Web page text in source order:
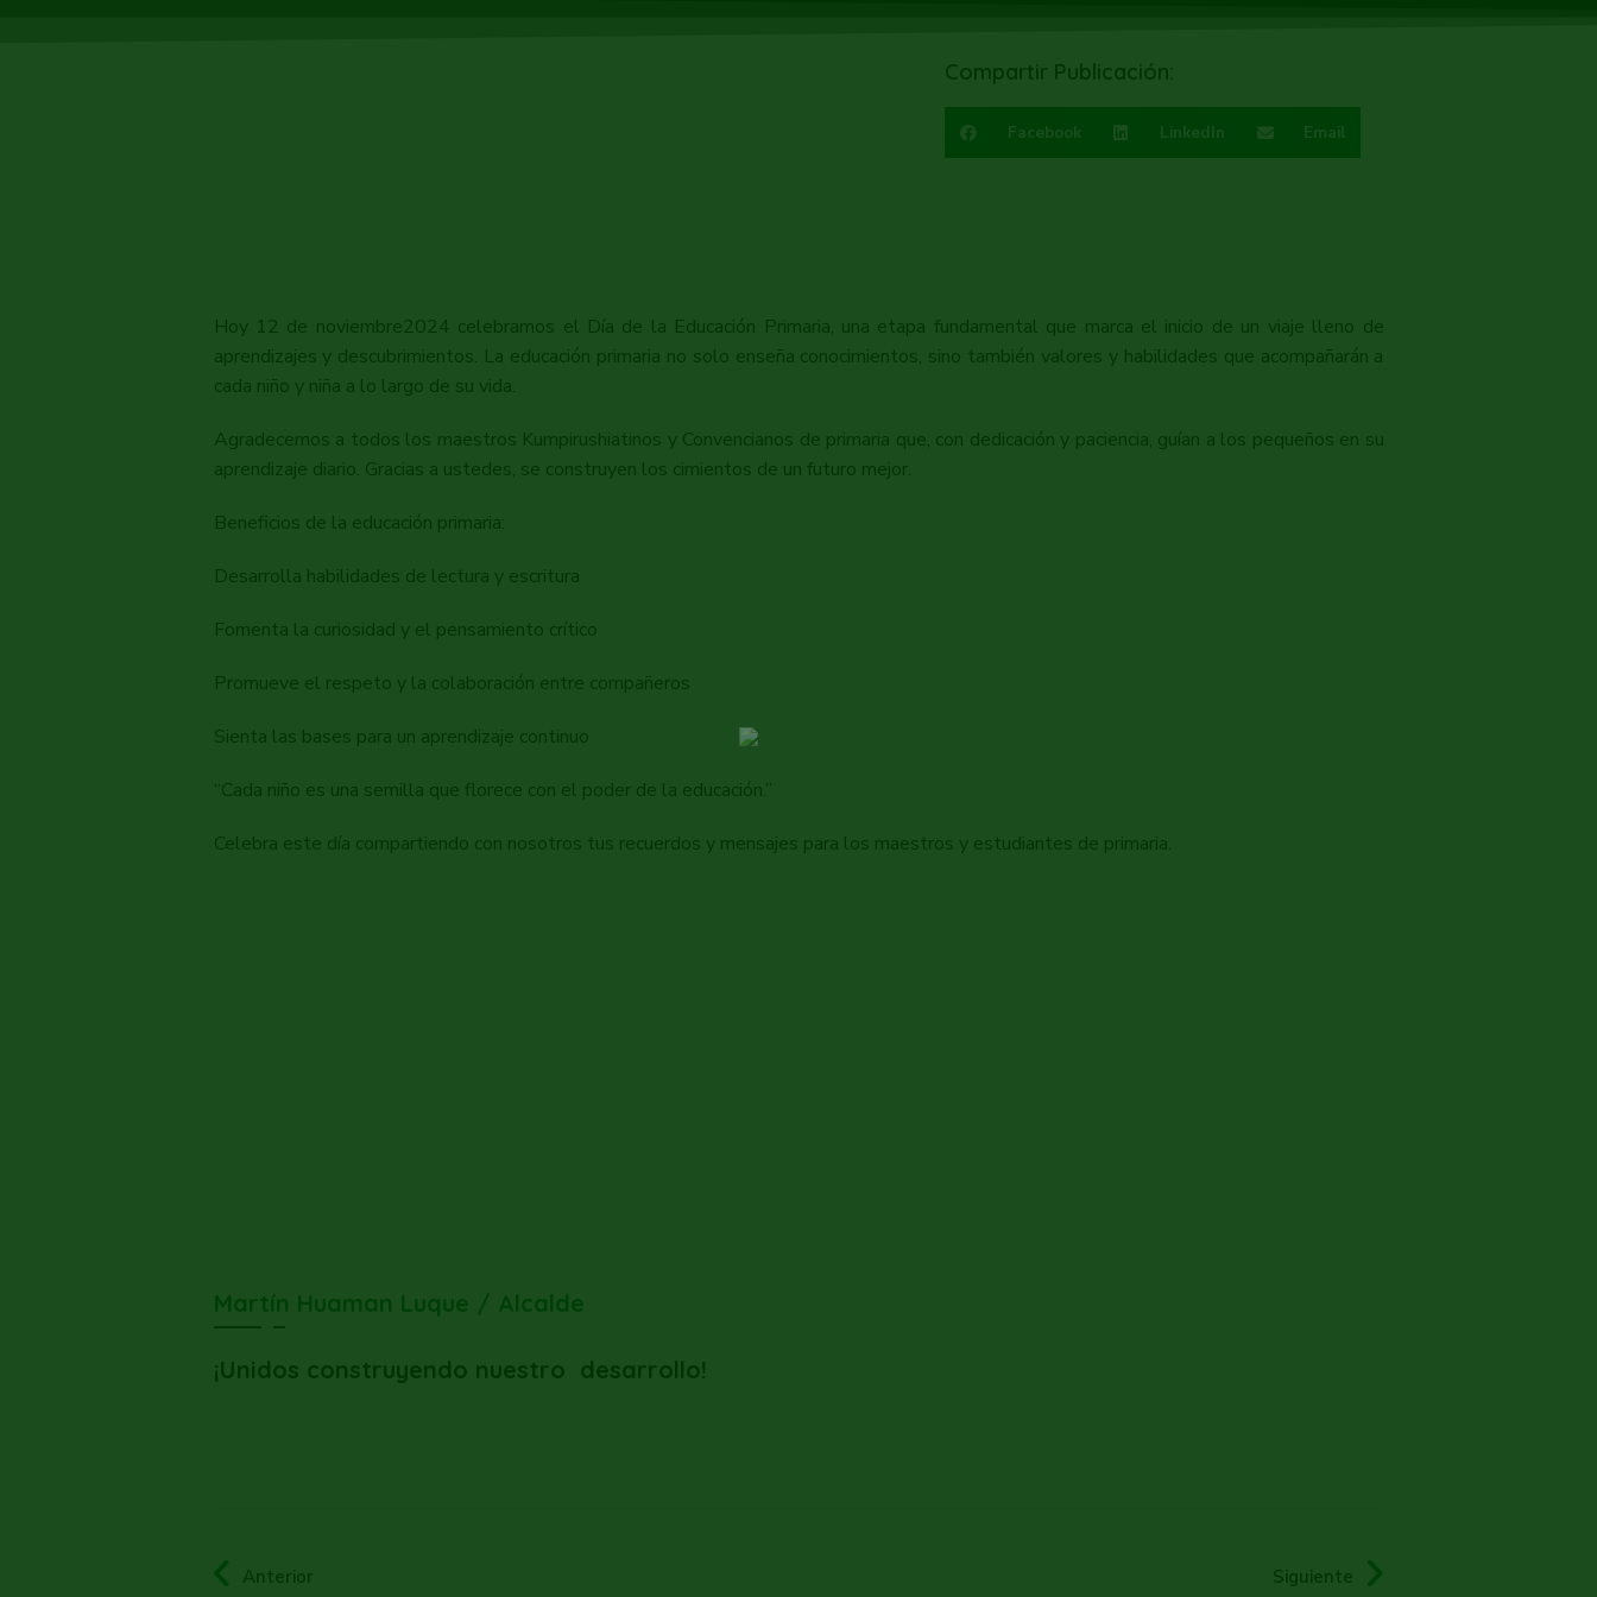
Compartir Publicación:
Facebook LinkedIn Email
Hoy 12 de noviembre2024 celebramos el Día de la Educación Primaria, una etapa fundamental que marca el inicio de un viaje lleno de
aprendizajes y descubrimientos. La educación primaria no solo enseña conocimientos, sino también valores y habilidades que acompañarán a
cada niño y niña a lo largo de su vida.
Agradecemos a todos los maestros Kumpirushiatinos y Convencianos de primaria que, con dedicación y paciencia, guían a los pequeños en su
aprendizaje diario. Gracias a ustedes, se construyen los cimientos de un futuro mejor.
Beneficios de la educación primaria:
Desarrolla habilidades de lectura y escritura
Fomenta la curiosidad y el pensamiento crítico
Promueve el respeto y la colaboración entre compañeros
Sienta las bases para un aprendizaje continuo
“Cada niño es una semilla que florece con el poder de la educación.”
Celebra este día compartiendo con nosotros tus recuerdos y mensajes para los maestros y estudiantes de primaria.
Martín Huaman Luque / Alcalde
¡Unidos construyendo nuestro desarrollo!
Anterior Siguiente